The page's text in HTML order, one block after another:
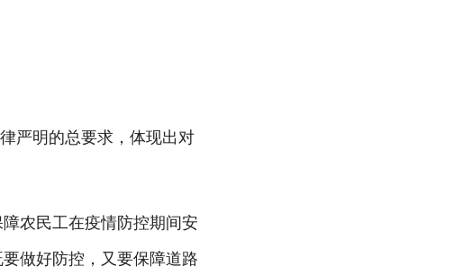
严明的总要求，体现出对
农民工在疫情防控期间安
做好防控，又要保障道路